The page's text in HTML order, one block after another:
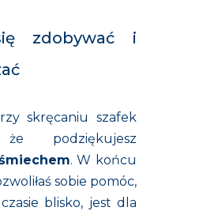
zdobywać i
skręcaniu szafek
że podziękujesz
. W końcu
sobie pomóc,
blisko, jest dla